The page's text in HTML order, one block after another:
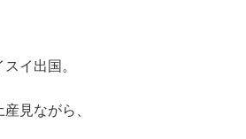
イ出国。
見ながら、